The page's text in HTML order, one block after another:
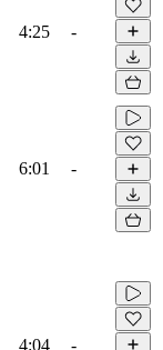
4:25 -
6:01 -
4:04 -